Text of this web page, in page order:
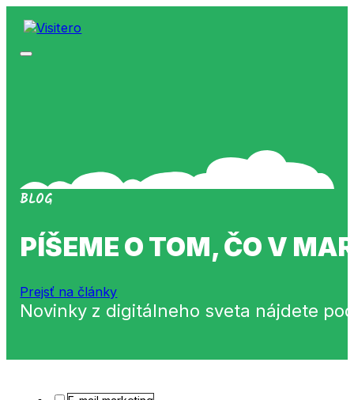
BLOG
PÍŠEME O TOM, ČO V
Prejsť na články
Novinky z digitálneho sveta nájdete